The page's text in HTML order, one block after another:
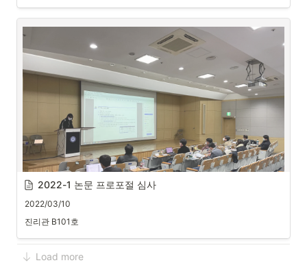
1.
일시: 2022.4.21(목), 15:00
2.
장소: 진리관 211호
주제: 온실가스감축인지예산제 도입 관련 서울시 기후예산제 도입
방안(숙명여대 기후환경에너지학과 최영수 교수)
1. 일시
2022-1 논문 프로포절 심사
2022/03/10
진리관 B101호
Load more